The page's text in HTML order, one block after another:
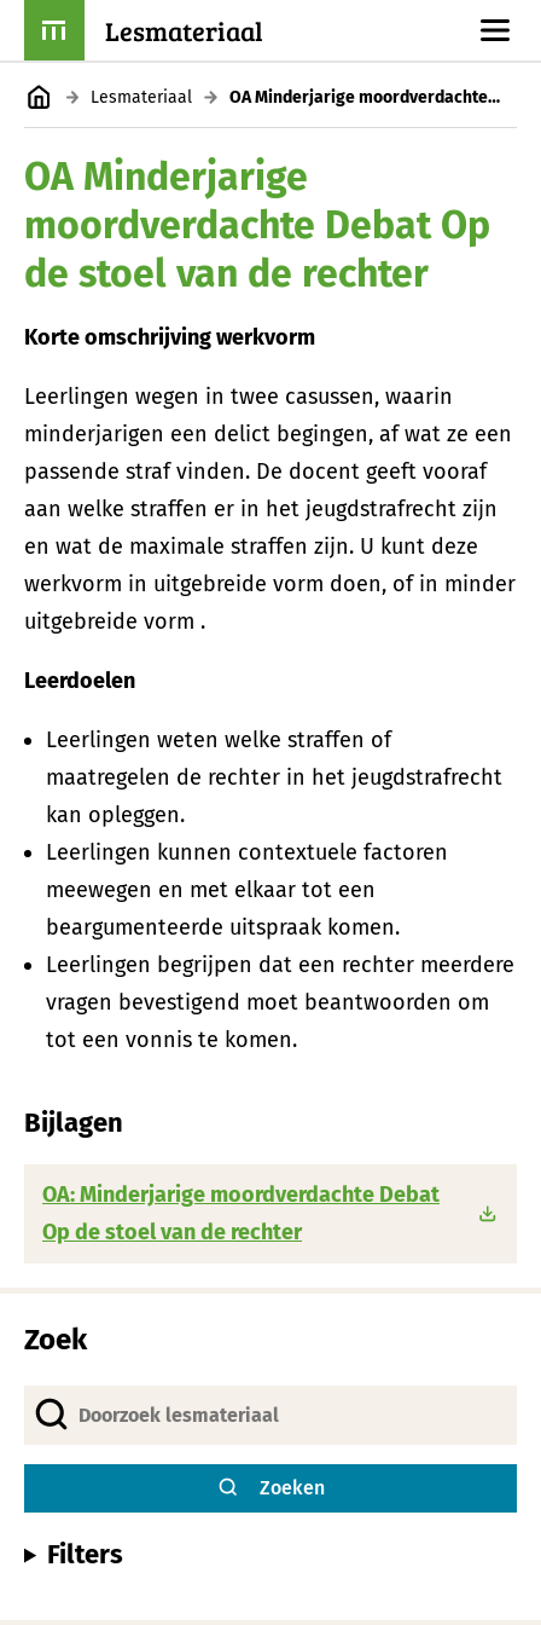
Lesmateriaal
Lesmateriaal OA Minderjarige moordverdachte Debat Op de stoel van de rechter
OA Minderjarige
moordverdachte Debat Op
de stoel van de rechter
Korte omschrijving werkvorm
Leerlingen wegen in twee casussen, waarin
minderjarigen een delict begingen, af wat ze een
passende straf vinden. De docent geeft vooraf
aan welke straffen er in het jeugdstrafrecht zijn
en wat de maximale straffen zijn. U kunt deze
werkvorm in uitgebreide vorm doen, of in minder
uitgebreide vorm .
Leerdoelen
Leerlingen weten welke straffen of
maatregelen de rechter in het jeugdstrafrecht
kan opleggen.
Leerlingen kunnen contextuele factoren
meewegen en met elkaar tot een
beargumenteerde uitspraak komen.
Leerlingen begrijpen dat een rechter meerdere
vragen bevestigend moet beantwoorden om
tot een vonnis te komen.
Bijlagen
OA: Minderjarige moordverdachte Debat
Op de stoel van de rechter
Zoek
Zoeken
Filters